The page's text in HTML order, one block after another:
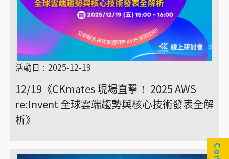
活動日：2025-12-19
12/19《CKmates 現場直擊！ 2025 AWS
re:Invent 全球雲端趨勢與核心技術發表全解
析》